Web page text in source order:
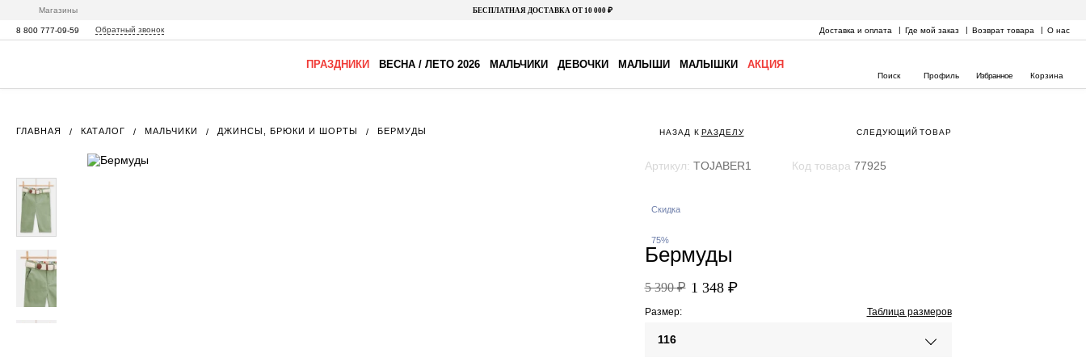
Магазины БЕСПЛАТНАЯ ДОСТАВКА ОТ 10 000 ₽
8 800 777-09-59 Обратный звонок Доставка и оплата Где мой заказ Возврат товара О нас
ПРАЗДНИКИ ВЕСНА / ЛЕТО 2026 МАЛЬЧИКИ ДЕВОЧКИ МАЛЫШИ МАЛЫШКИ АКЦИЯ
Поиск Профиль Избранное Корзина
ГЛАВНАЯ КАТАЛОГ МАЛЬЧИКИ ДЖИНСЫ, БРЮКИ И ШОРТЫ БЕРМУДЫ НАЗАД К РАЗДЕЛУ СЛЕДУЮЩИЙ ТОВАР
Артикул: TOJABER1 Код товара 77925
Скидка
75%
Бермуды
5 390 ₽ 1 348 ₽
Размер: Таблица размеров
116